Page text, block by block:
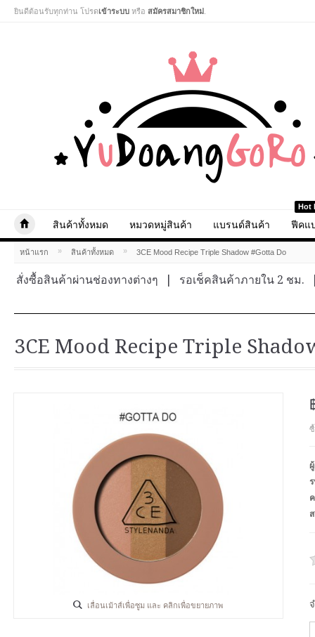
ยินดีต้อนรับทุกท่าน โปรดเข้าระบบ หรือ สมัครสมาชิกใหม่
สินค้าทั้งหมด หมวดหมู่สินค้า แบรนด์สินค้า
Hot
ฟีคแ
หน้าแรก » สินค้าทั้งหมด » 3CE Mood Recipe Triple Shadow #Gotta Do
สั่งซื้อสินค้าผ่านช่องทางต่างๆ รอเช็คสินค้าภายใน 2 ชม.
3CE Mood Recipe Triple
เลื่อนเม้าส์เพื่อซูม และ คลิกเพื่อขยายภาพ